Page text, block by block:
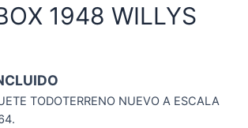
1948 WILLYS
TODOTERRENO NUEVO A ESCALA